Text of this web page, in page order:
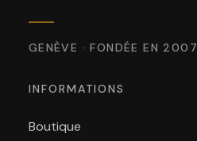
GENÈVE · FONDÉE EN 2007
INFORMATIONS
Boutique